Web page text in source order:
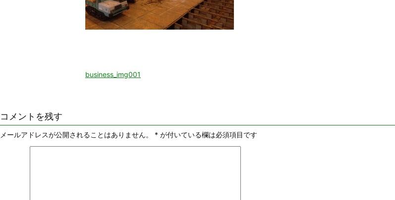
business_img001
コメントを残す
メールアドレスが公開されることはありません。 * が付いている欄は必須項目です